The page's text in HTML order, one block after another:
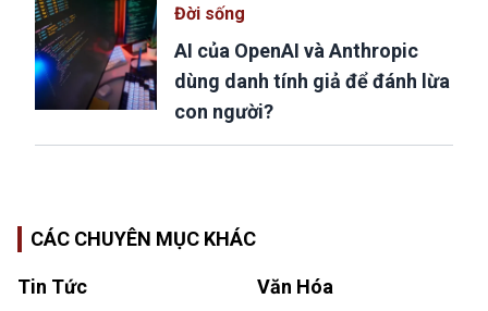
Đời sống
AI của OpenAI và Anthropic
dùng danh tính giả để đánh lừa
con người?
CÁC CHUYÊN MỤC KHÁC
Tin Tức Văn Hóa